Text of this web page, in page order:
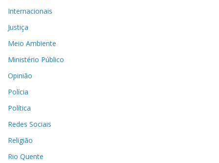
Internacionais
Justiça
Meio Ambiente
Ministério Público
Opinião
Polícia
Política
Redes Sociais
Religião
Rio Quente